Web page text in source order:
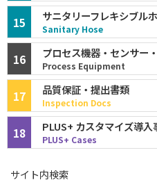
サニタリーフレキシブル
Sanitary Hose
15
プロセス機器・センサー
Process Equipment
16
品質保証・提出書類
Inspection Docs
17
PLUS+ カスタマイズ導入
PLUS+ Cases
18
サイト内検索